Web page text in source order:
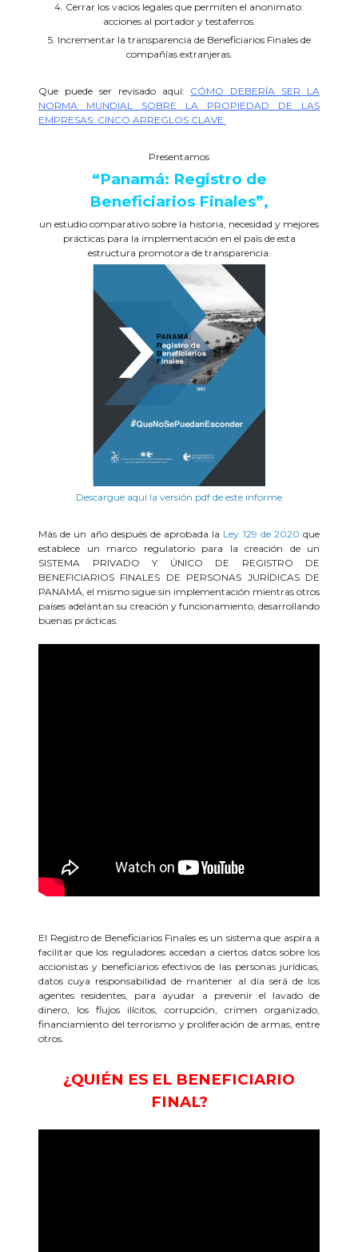
4. Cerrar los vacíos legales que permiten el anonimato:
acciones al portador y testaferros.
5. Incrementar la transparencia de Beneficiarios Finales de
compañías extranjeras.
Que puede ser revisado aquí: CÓMO DEBERÍA SER LA
NORMA MUNDIAL SOBRE LA PROPIEDAD DE LAS
EMPRESAS: CINCO ARREGLOS CLAVE
Presentamos
“Panamá: Registro de
Beneficiarios Finales”,
un estudio comparativo sobre la historia, necesidad y mejores
prácticas para la implementación en el país de esta
estructura promotora de transparencia.
Descargue aquí la versión pdf de este informe
Más de un año después de aprobada la Ley 129 de 2020 que
establece un marco regulatorio para la creación de un
SISTEMA PRIVADO Y ÚNICO DE REGISTRO DE
BENEFICIARIOS FINALES DE PERSONAS JURÍDICAS DE
PANAMÁ, el mismo sigue sin implementación mientras otros
países adelantan su creación y funcionamiento, desarrollando
buenas prácticas.
El Registro de Beneficiarios Finales es un sistema que aspira a
facilitar que los reguladores accedan a ciertos datos sobre los
accionistas y beneficiarios efectivos de las personas jurídicas,
datos cuya responsabilidad de mantener al día será de los
agentes residentes, para ayudar a prevenir el lavado de
dinero, los flujos ilícitos, corrupción, crimen organizado,
financiamiento del terrorismo y proliferación de armas, entre
otros.
¿QUIÉN ES EL BENEFICIARIO
FINAL?